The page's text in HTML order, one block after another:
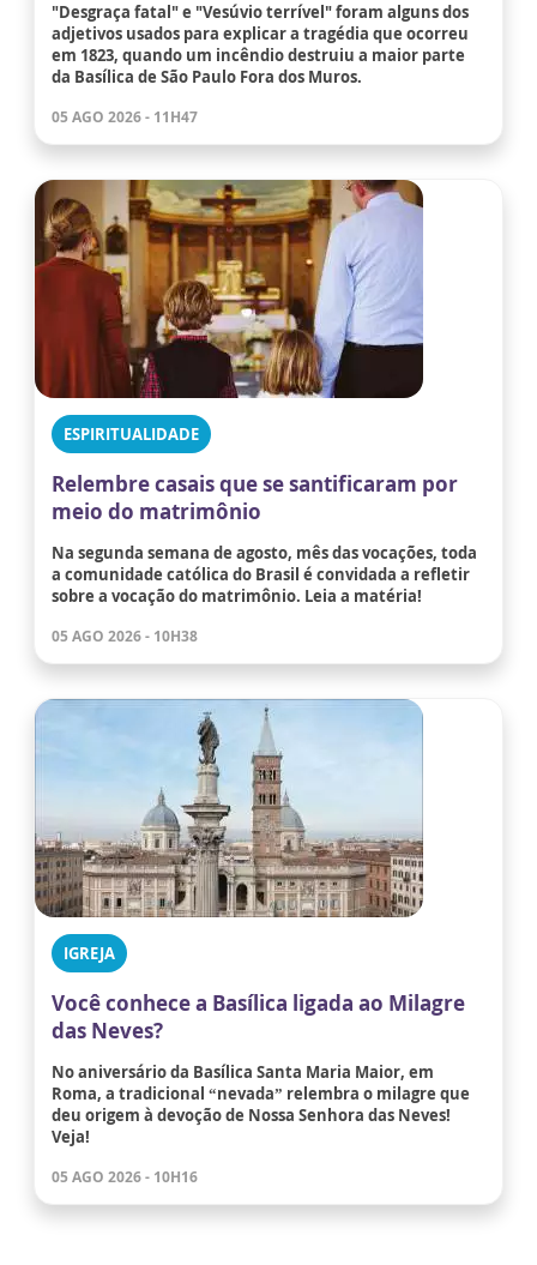
"Desgraça fatal" e "Vesúvio terrível" foram alguns dos
adjetivos usados para explicar a tragédia que ocorreu
em 1823, quando um incêndio destruiu a maior parte
da Basílica de São Paulo Fora dos Muros.
05 AGO 2026 - 11H47
ESPIRITUALIDADE
Relembre casais que se santificaram por
meio do matrimônio
Na segunda semana de agosto, mês das vocações, toda
a comunidade católica do Brasil é convidada a refletir
sobre a vocação do matrimônio. Leia a matéria!
05 AGO 2026 - 10H38
IGREJA
Você conhece a Basílica ligada ao Milagre
das Neves?
No aniversário da Basílica Santa Maria Maior, em
Roma, a tradicional “nevada” relembra o milagre que
deu origem à devoção de Nossa Senhora das Neves!
Veja!
05 AGO 2026 - 10H16